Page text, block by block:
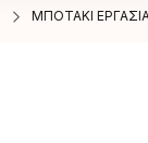
ΜΠΟΤΑΚΙ